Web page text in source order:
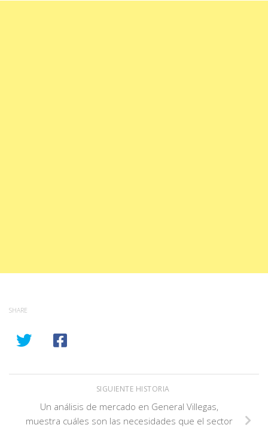
SHARE
SIGUIENTE HISTORIA
Un análisis de mercado en General Villegas,
muestra cuáles son las necesidades que el sector